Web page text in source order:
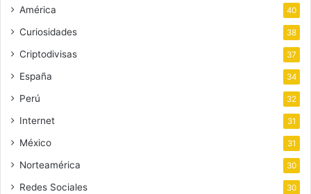
América 40
Curiosidades 38
Criptodivisas 37
España 34
Perú 32
Internet 31
México 31
Norteamérica 30
Redes Sociales 30